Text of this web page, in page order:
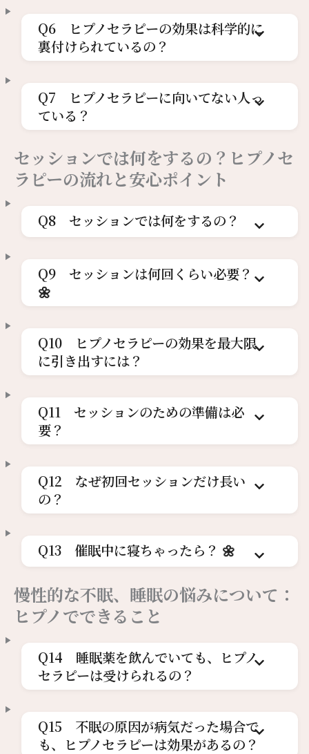
Q6 ヒプノセラピーの効果は科学的に
裏付けられているの？
Q7 ヒプノセラピーに向いてない人っ
ている？
セッションでは何をするの？ヒプノセ
ラピーの流れと安心ポイント
Q8 セッションでは何をするの？
Q9 セッションは何回くらい必要？
🌼
Q10 ヒプノセラピーの効果を最大限
に引き出すには？
Q11 セッションのための準備は必
要？
Q12 なぜ初回セッションだけ長い
の？
Q13 催眠中に寝ちゃったら？ 🌼
慢性的な不眠、睡眠の悩みについて：
ヒプノでできること
Q14 睡眠薬を飲んでいても、ヒプノ
セラピーは受けられるの？
Q15 不眠の原因が病気だった場合で
も、ヒプノセラピーは効果があるの？